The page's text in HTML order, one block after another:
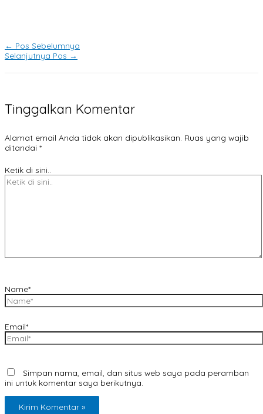
← Pos Sebelumnya
Selanjutnya Pos →
Tinggalkan Komentar
Alamat email Anda tidak akan dipublikasikan. Ruas yang wajib
ditandai *
Ketik di sini..
Name*
Email*
Simpan nama, email, dan situs web saya pada peramban
ini untuk komentar saya berikutnya.